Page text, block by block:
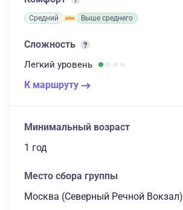
Средний Выше среднего
Сложность
Легкий уровень
К маршруту
Минимальный возраст
1 год
Место сбора группы
Москва (Северный Речной Вокзал)